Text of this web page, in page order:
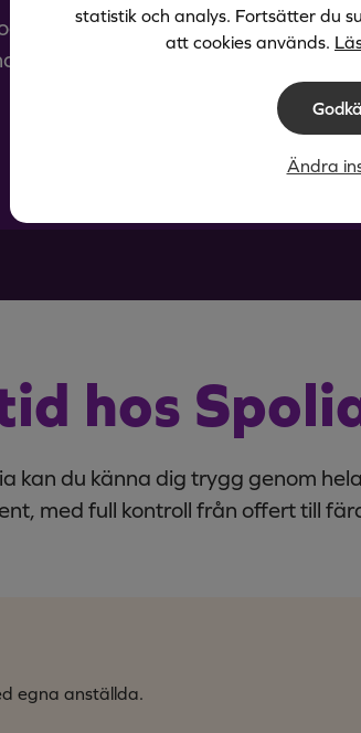
modern teknik hjälper vi våra
och akuta åtgärder inom avlopp &
hos
kan du känna dig trygg genom
med full kontroll från offert till
egna anställda.
statistik och analys. Fortsätter du
att cookies används.
Ändra